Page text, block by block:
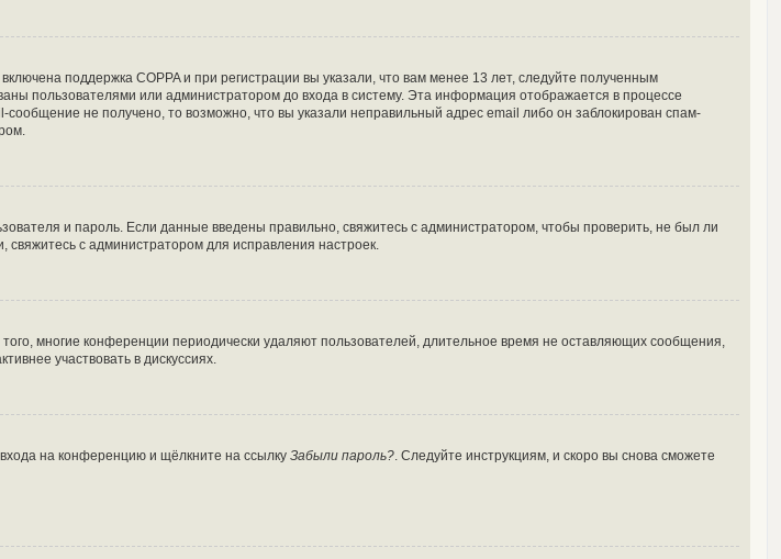
поддержка COPPA и при регистрации вы указали, что вам менее 13 лет, следуйте полученным
пользователями или администратором до входа в систему. Эта информация отображается в процессе
не получено, то возможно, что вы указали неправильный адрес email либо он заблокирован спам-
и пароль. Если данные введены правильно, свяжитесь с администратором, чтобы проверить, не был ли
с администратором для исправления настроек.
многие конференции периодически удаляют пользователей, длительное время не оставляющих сообщения,
участвовать в дискуссиях.
на конференцию и щёлкните на ссылку Забыли пароль?. Следуйте инструкциям, и скоро вы снова сможете